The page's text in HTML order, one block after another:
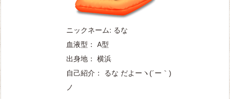
ニックネーム: るな
血液型： A型
出身地： 横浜
自己紹介： るな だよー ヽ(´ー｀)
ノ